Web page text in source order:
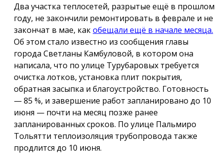
Два участка теплосетей, разрытые ещё в прошлом
году, не закончили ремонтировать в феврале и не
закончат в мае, какобещали ещё в начале месяца.
Об этом стало известно из сообщения главы
города Светланы Камбуловой, в котором она
написала, что по улице Турубаровых требуется
очистка лотков, установка плит покрытия,
обратная засыпка и благоустройство. Готовность
— 85 %, и завершение работ запланировано до 10
июня — почти на месяц позже ранее
запланированных сроков. По улице Пальмиро
Тольятти теплоизоляция трубопровода также
продлится до 10 июня.